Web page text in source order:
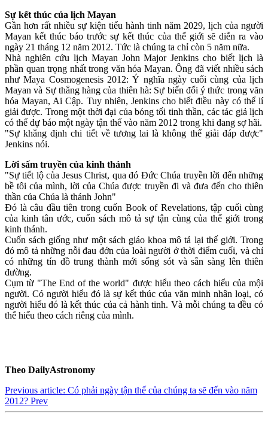
Sự kết thúc của lịch Mayan
Gần hơn rất nhiều sự kiện tiểu hành tinh năm 2029, lịch của người
Mayan kết thúc báo trước sự kết thúc của thế giới sẽ diễn ra vào
ngày 21 tháng 12 năm 2012. Tức là chúng ta chỉ còn 5 năm nữa.
Nhà nghiên cứu lịch Mayan John Major Jenkins cho biết lịch là
phần quan trọng nhất trong văn hóa Mayan. Ông đã viết nhiều sách
như Maya Cosmogenesis 2012: Ý nghĩa ngày cuối cùng của lịch
Mayan và Sự thẳng hàng của thiên hà: Sự biến đổi ý thức trong văn
hóa Mayan, Ai Cập. Tuy nhiên, Jenkins cho biết điều này có thể lí
giải được. Trong một thời đại của bóng tối tinh thần, các tác giả lịch
có thể dự báo một ngày tận thế vào năm 2012 trong khi đang sợ hãi.
"Sự khẳng định chi tiết về tương lai là không thể giải đáp được"
Jenkins nói.
Lời sấm truyền của kinh thánh
"Sự tiết lộ của Jesus Christ, qua đó Đức Chúa truyền lời đến những
bề tôi của mình, lời của Chúa được truyền đi và đưa đến cho thiên
thần của Chúa là thánh John"
Đó là câu đầu tiên trong cuốn Book of Revelations, tập cuối cùng
của kinh tân ước, cuốn sách mô tả sự tận cùng của thế giới trong
kinh thánh.
Cuốn sách giống như một sách giáo khoa mô tả lại thế giới. Trong
đó mô tả những nỗi đau đớn của loài người ở thời điểm cuối, và chỉ
có những tín đồ trung thành mới sống sót và sẵn sàng lên thiên
đường.
Cụm từ "The End of the world" được hiểu theo cách hiểu của mội
người. Có người hiểu đó là sự kết thúc của văn minh nhân loại, có
người hiểu đó là kết thúc của cả hành tinh. Và mỗi chúng ta đều có
thể hiểu theo cách riêng của mình.
Theo DailyAstronomy
Previous article: Có phải ngày tận thế của chúng ta sẽ đến vào năm
2012? Prev